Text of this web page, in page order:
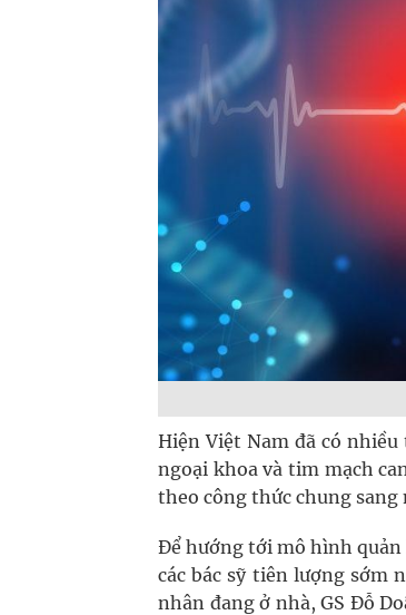
Hiện Việt Nam đã có
ngoại khoa và tim mạch
theo công thức chung sang
Để hướng tới mô hình
các bác sỹ tiên lượng sớm
nhân đang ở nhà, GS Đỗ